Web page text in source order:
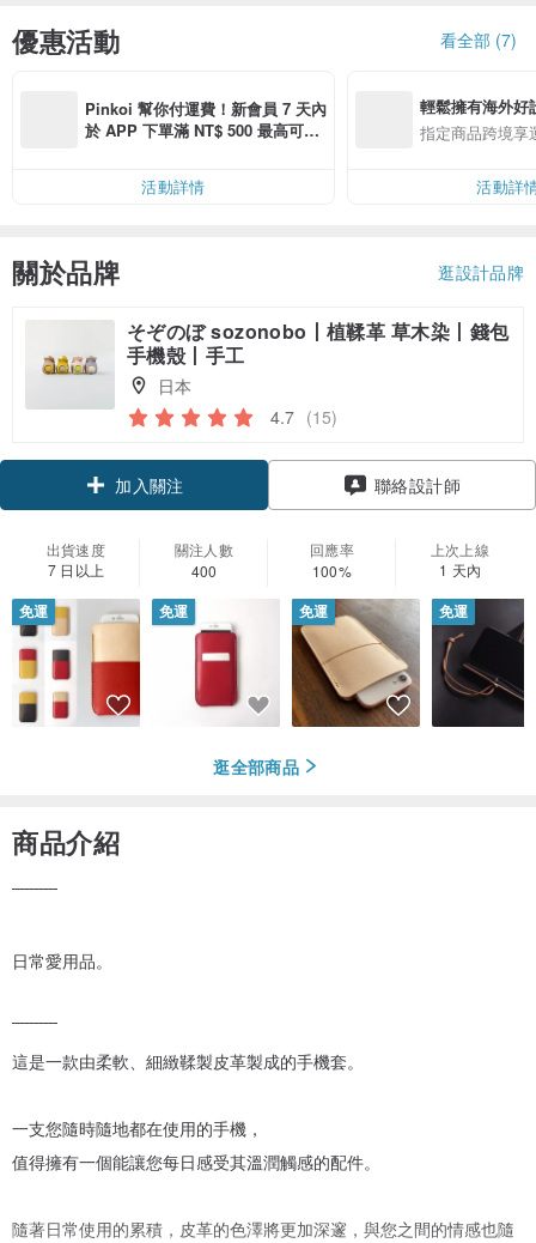
優惠活動 看全部 (7)
Pinkoi 幫你付運費！新會員 7 天內
於 APP 下單滿 NT$ 500 最高可折
活動詳情
輕鬆擁有海外好
指定商品跨境享
活動詳
關於品牌 逛設計品牌
そぞのぼ sozonobo丨植鞣革 草木染丨錢包
手機殼丨手工
日本
4.7 (15)
加入關注
聯絡設計師
出貨速度
7 日以上
關注人數
400
回應率
100%
上次上線
1 天內
免運 免運 免運 免運
逛全部商品
商品介紹
̄ ̄ ̄ ̄ ̄ ̄ ̄ ̄ ̄ ̄ ̄
日常愛用品。
̄ ̄ ̄ ̄ ̄ ̄ ̄ ̄ ̄ ̄ ̄
這是一款由柔軟、細緻鞣製皮革製成的手機套。
一支您隨時隨地都在使用的手機，
值得擁有一個能讓您每日感受其溫潤觸感的配件。
隨著日常使用的累積，皮革的色澤將更加深邃，與您之間的情感也隨